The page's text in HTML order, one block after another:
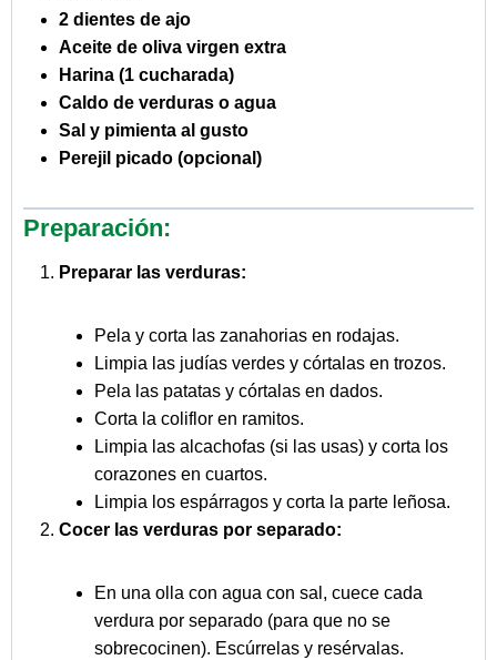
2 dientes de ajo
Aceite de oliva virgen extra
Harina (1 cucharada)
Caldo de verduras o agua
Sal y pimienta al gusto
Perejil picado (opcional)
Preparación:
Preparar las verduras:
Pela y corta las zanahorias en rodajas.
Limpia las judías verdes y córtalas en trozos.
Pela las patatas y córtalas en dados.
Corta la coliflor en ramitos.
Limpia las alcachofas (si las usas) y corta los
corazones en cuartos.
Limpia los espárragos y corta la parte leñosa.
Cocer las verduras por separado:
En una olla con agua con sal, cuece cada
verdura por separado (para que no se
sobrecocinen). Escúrrelas y resérvalas.